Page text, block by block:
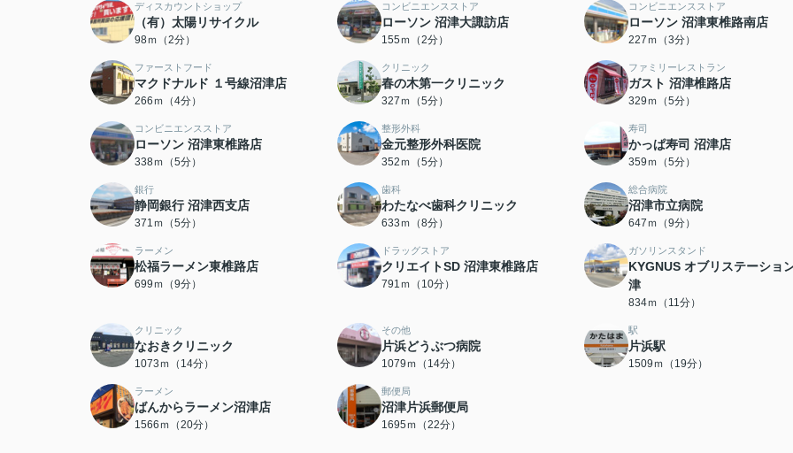
ディスカウントショップ
（有）太陽リサイクル
98ｍ（2分）
コンビニエンスストア
ローソン 沼津大諏訪店
155ｍ（2分）
コンビニエンスストア
ローソン 沼津東椎路南店
227ｍ（3分）
ファーストフード
マクドナルド １号線沼津店
266ｍ（4分）
クリニック
春の木第一クリニック
327ｍ（5分）
ファミリーレストラン
ガスト 沼津椎路店
329ｍ（5分）
コンビニエンスストア
ローソン 沼津東椎路店
338ｍ（5分）
整形外科
金元整形外科医院
352ｍ（5分）
寿司
かっぱ寿司 沼津店
359ｍ（5分）
銀行
静岡銀行 沼津西支店
371ｍ（5分）
歯科
わたなべ歯科クリニック
633ｍ（8分）
総合病院
沼津市立病院
647ｍ（9分）
ラーメン
松福ラーメン東椎路店
699ｍ（9分）
ドラッグストア
クリエイトSD 沼津東椎路店
791ｍ（10分）
ガソリンスタンド
KYGNUS オブリステーショ
津
834ｍ（11分）
クリニック
なおきクリニック
1073ｍ（14分）
その他
片浜どうぶつ病院
1079ｍ（14分）
駅
片浜駅
1509ｍ（19分）
ラーメン
ばんからラーメン沼津店
1566ｍ（20分）
郵便局
沼津片浜郵便局
1695ｍ（22分）